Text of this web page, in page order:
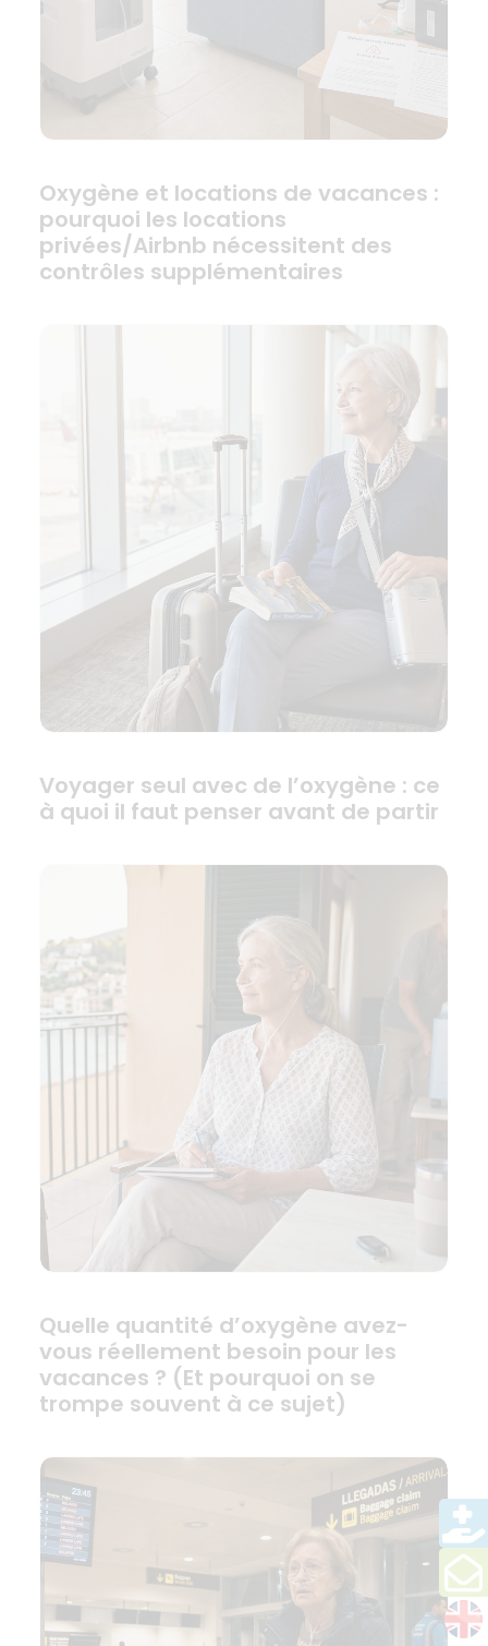
Oxygène et locations de vacances :
pourquoi les locations
privées/Airbnb nécessitent des
contrôles supplémentaires
Voyager seul avec de l’oxygène : ce
à quoi il faut penser avant de partir
Quelle quantité d’oxygène avez-
vous réellement besoin pour les
vacances ? (Et pourquoi on se
trompe souvent à ce sujet)